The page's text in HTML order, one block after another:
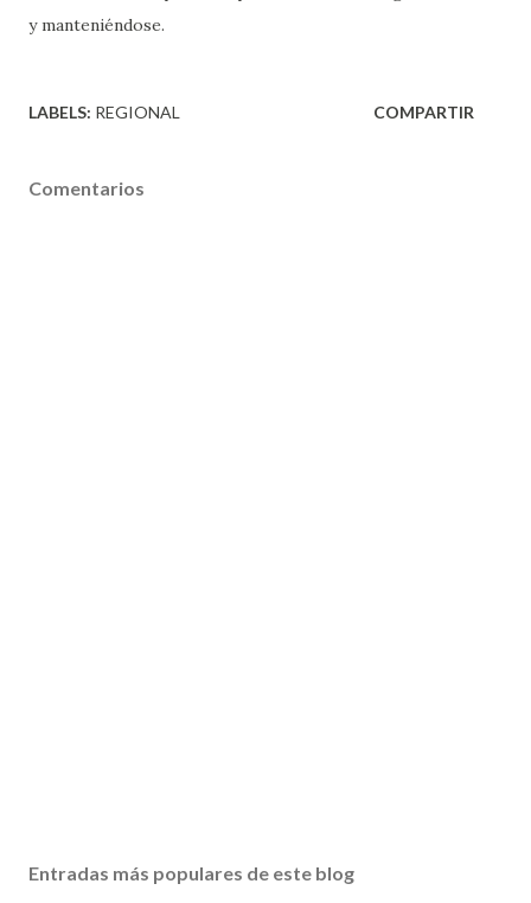
y manteniéndose.
LABELS: REGIONAL COMPARTIR
Comentarios
Entradas más populares de este blog